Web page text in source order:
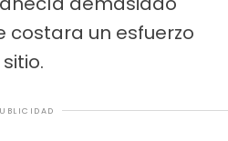
costara un esfuerzo